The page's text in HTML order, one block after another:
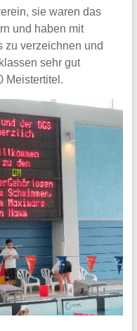
sie waren das
und haben mit
zu verzeichnen und
sehr gut
Meistertitel.